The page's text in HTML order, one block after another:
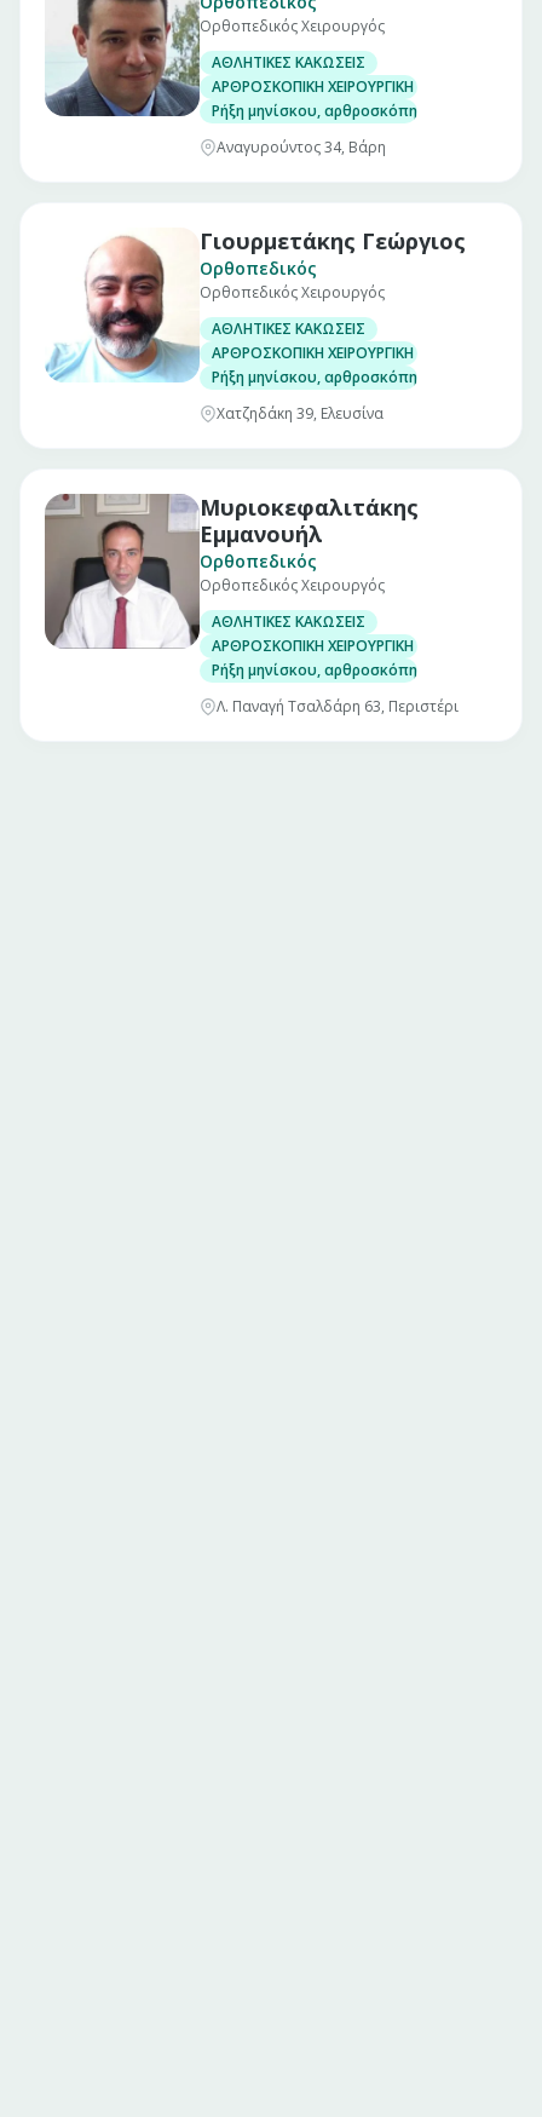
Ορθοπεδικός Χειρουργός
ΑΘΛΗΤΙΚΕΣ ΚΑΚΩΣΕΙΣ
ΑΡΘΡΟΣΚΟΠΙΚΗ ΧΕΙΡΟΥΡΓΙΚΗ ΓΟΝΑΤΟΣ
Ρήξη μηνίσκου, αρθροσκόπηση γόνατος
Αναγυρούντος 34, Βάρη
Γιουρμετάκης Γεώργιος
Ορθοπεδικός
Ορθοπεδικός Χειρουργός
ΑΘΛΗΤΙΚΕΣ ΚΑΚΩΣΕΙΣ
ΑΡΘΡΟΣΚΟΠΙΚΗ ΧΕΙΡΟΥΡΓΙΚΗ ΓΟΝΑΤΟΣ
Ρήξη μηνίσκου, αρθροσκόπηση γόνατος
Χατζηδάκη 39, Ελευσίνα
Μυριοκεφαλιτάκης
Εμμανουήλ
Ορθοπεδικός
Ορθοπεδικός Χειρουργός
ΑΘΛΗΤΙΚΕΣ ΚΑΚΩΣΕΙΣ
ΑΡΘΡΟΣΚΟΠΙΚΗ ΧΕΙΡΟΥΡΓΙΚΗ ΓΟΝΑΤΟΣ
Ρήξη μηνίσκου, αρθροσκόπηση γόνατος
Λ. Παναγή Τσαλδάρη 63, Περιστέρι